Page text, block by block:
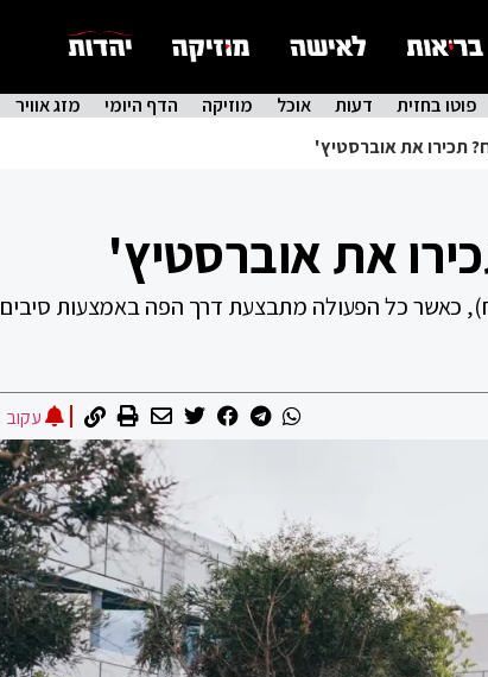
פוטו בחזית דעות אוכל מוזיקה הדף היומי מזג אוויר
תכירו את אוברסטיץ'
את אוברסטיץ'
כאשר כל הפעולה מתבצעת דרך הפה באמצעות סיבים
עקוב